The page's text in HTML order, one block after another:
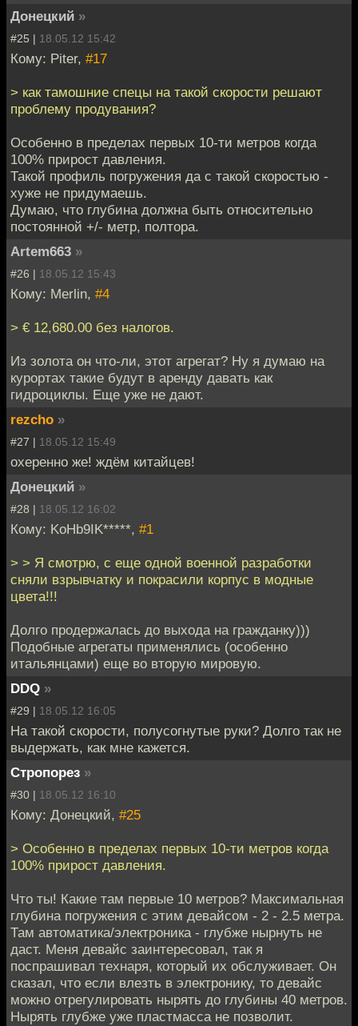
Донецкий »
#25 | 18.05.12 15:42
Кому: Piter, #17
> как тамошние спецы на такой скорости решают
проблему продувания?
Особенно в пределах первых 10-ти метров когда
100% прирост давления.
Такой профиль погружения да с такой скоростью -
хуже не придумаешь.
Думаю, что глубина должна быть относительно
постоянной +/- метр, полтора.
Artem663 »
#26 | 18.05.12 15:43
Кому: Merlin, #4
> € 12,680.00 без налогов.
Из золота он что-ли, этот агрегат? Ну я думаю на
курортах такие будут в аренду давать как
гидроциклы. Еще уже не дают.
rezcho »
#27 | 18.05.12 15:49
охеренно же! ждём китайцев!
Донецкий »
#28 | 18.05.12 16:02
Кому: KoHb9IK*****, #1
> > Я смотрю, с еще одной военной разработки
сняли взрывчатку и покрасили корпус в модные
цвета!!!
Долго продержалась до выхода на гражданку)))
Подобные агрегаты применялись (особенно
итальянцами) еще во вторую мировую.
DDQ »
#29 | 18.05.12 16:05
На такой скорости, полусогнутые руки? Долго так не
выдержать, как мне кажется.
Стропорез »
#30 | 18.05.12 16:10
Кому: Донецкий, #25
> Особенно в пределах первых 10-ти метров когда
100% прирост давления.
Что ты! Какие там первые 10 метров? Максимальная
глубина погружения с этим девайсом - 2 - 2.5 метра.
Там автоматика/электроника - глубже нырнуть не
даст. Меня девайс заинтересовал, так я
поспрашивал технаря, который их обслуживает. Он
сказал, что если влезть в электронику, то девайс
можно отрегулировать нырять до глубины 40 метров.
Нырять глубже уже пластмасса не позволит.